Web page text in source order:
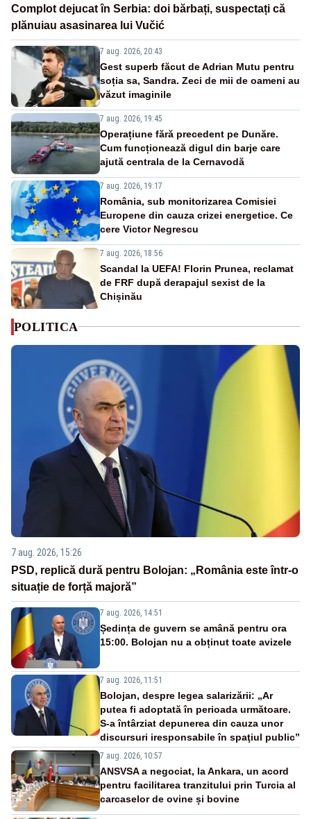
Complot dejucat în Serbia: doi bărbați, suspectați că
plănuiau asasinarea lui Vučić
7 aug. 2026, 20:43
Gest superb făcut de Adrian Mutu pentru
soția sa, Sandra. Zeci de mii de oameni au
văzut imaginile
7 aug. 2026, 19:45
Operațiune fără precedent pe Dunăre.
Cum funcționează digul din barje care
ajută centrala de la Cernavodă
7 aug. 2026, 19:17
România, sub monitorizarea Comisiei
Europene din cauza crizei energetice. Ce
cere Victor Negrescu
7 aug. 2026, 18:56
Scandal la UEFA! Florin Prunea, reclamat
de FRF după derapajul sexist de la
Chișinău
POLITICA
7 aug. 2026, 15:26
PSD, replică dură pentru Bolojan: „România este într-o
situație de forță majoră”
7 aug. 2026, 14:51
Ședința de guvern se amână pentru ora
15:00. Bolojan nu a obținut toate avizele
7 aug. 2026, 11:51
Bolojan, despre legea salarizării: „Ar
putea fi adoptată în perioada următoare.
S-a întârziat depunerea din cauza unor
discursuri iresponsabile în spaţiul public”
7 aug. 2026, 10:57
ANSVSA a negociat, la Ankara, un acord
pentru facilitarea tranzitului prin Turcia al
carcaselor de ovine și bovine